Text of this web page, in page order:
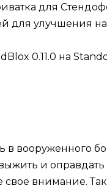
для
для улучшения
в вооруженного
и
свое внимание.